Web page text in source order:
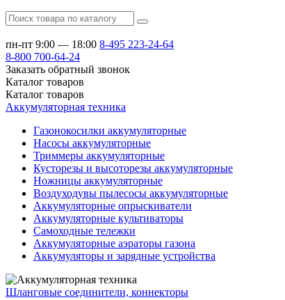
пн-пт 9:00 — 18:00 8-495 223-24-64
8-800 700-64-24
Заказать обратный звонок
Каталог товаров
Каталог товаров
Аккумуляторная техника
Газонокосилки аккумуляторные
Насосы аккумуляторные
Триммеры аккумуляторные
Кусторезы и высоторезы аккумуляторные
Ножницы аккумуляторные
Воздуходувы пылесосы аккумуляторные
Аккумуляторные опрыскиватели
Аккумуляторные культиваторы
Самоходные тележки
Аккумуляторные аэраторы газона
Аккумуляторы и зарядные устройства
Шланговые соединители, коннекторы